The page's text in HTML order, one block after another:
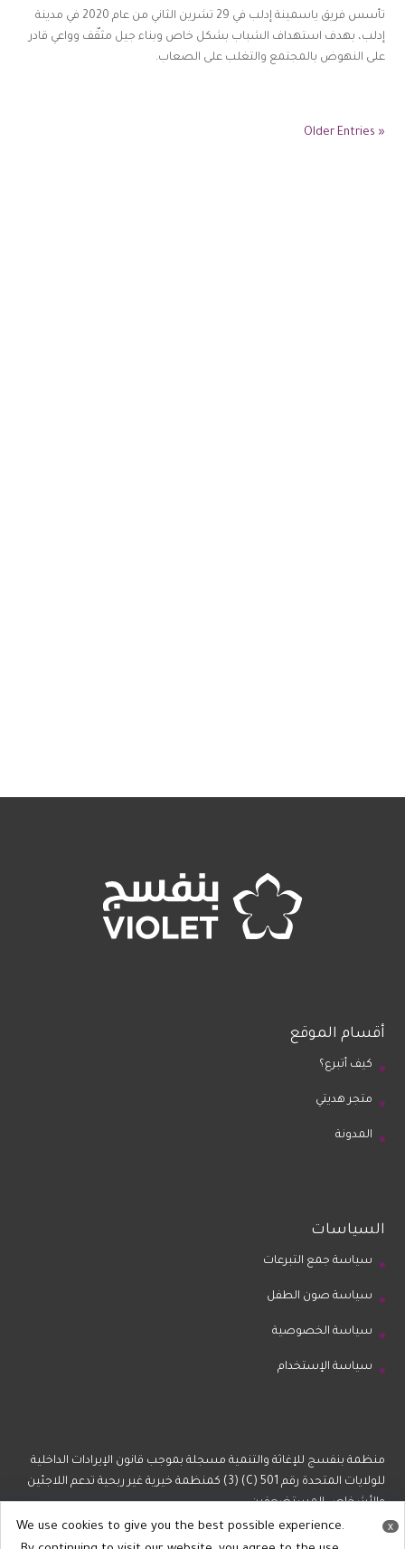
تأسس فريق ياسمينة إدلب في 29 تشرين الثاني من عام 2020 في مدينة
إدلب، بهدف استهداف الشباب بشكل خاص وبناء جيل مثقّف وواعي قادر
على النهوض بالمجتمع والتغلب على الصعاب.
« Older Entries
أقسام الموقع
كيف أتبرع؟
متجر هديتي
المدونة
السياسات
سياسة جمع التبرعات
سياسة صون الطفل
سياسة الخصوصية
سياسة الإستخدام
منظمة بنفسج للإغاثة والتنمية مسجلة بموجب قانون الإيرادات الداخلية
للولايات المتحدة رقم 501 (C) (3) كمنظمة خيرية غير ربحية تدعم اللاجئين
والأشخاص المستضعفين.
x
We use cookies to give you the best possible experience.